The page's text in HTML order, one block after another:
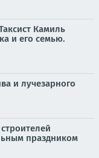
Камиль
и его семью.
и лучезарного
праздником